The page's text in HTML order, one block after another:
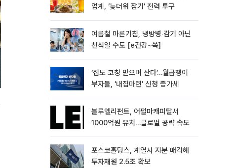
업계, ‘늦더위 잡기’ 전력 투구
여름철 마른기침, 냉방병‧감기 아닌
천식일 수도 [e건강~쏙]
‘집도 코칭 받으며 산다’…월급쟁이
부자들, ‘내집마련’ 신청 증가세
블루엘리펀트, 어펄마캐피탈서
1000억원 유치…글로벌 공략 속도
포스코홀딩스, 계열사 지분 매각해
투자재원 2.5조 확보